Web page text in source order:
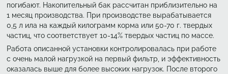
погибают. Накопительный бак рассчитан приблизительно на
1 месяц производства. При производстве вырабатывается
0,5 л ила на каждый килограмм корма или 50-70 г. твердых
частиц, что соответствует 10-14% твердых частиц по массе.
Работа описанной установки контролировалась при работе
с очень малой нагрузкой на первый фильтр, и эффективность
оказалась выше для более высоких нагрузок. После второго